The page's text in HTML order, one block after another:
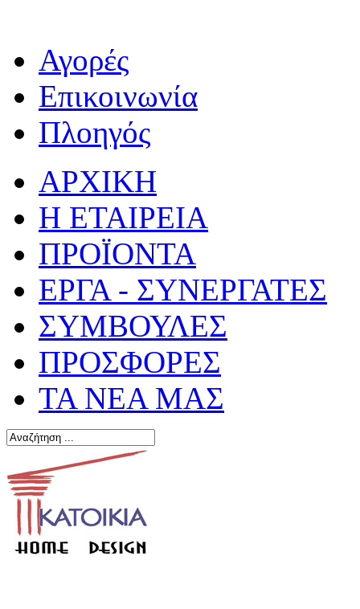
Αγορές
Επικοινωνία
Πλοηγός
ΑΡΧΙΚΗ
Η ΕΤΑΙΡΕΙΑ
ΠΡΟΪΟΝΤΑ
ΕΡΓΑ - ΣΥΝΕΡΓΑΤΕΣ
ΣΥΜΒΟΥΛΕΣ
ΠΡΟΣΦΟΡΕΣ
ΤΑ ΝΕΑ ΜΑΣ